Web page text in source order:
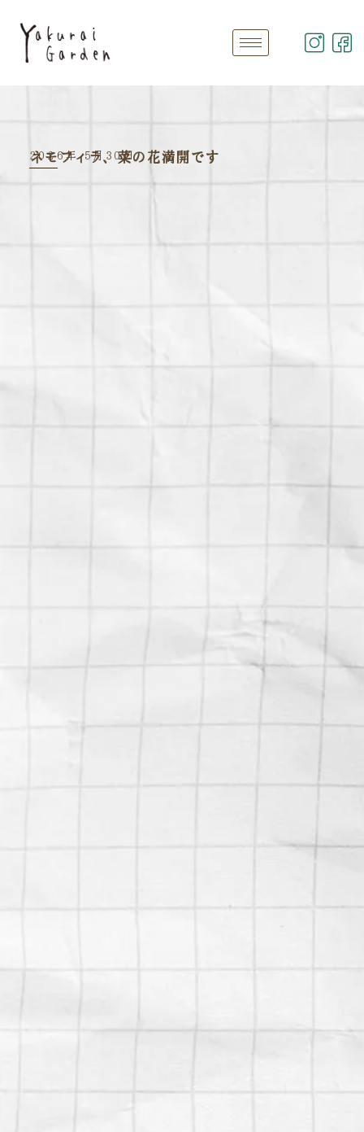
2026年 5月30日
ネモフィラ、菜の花満開です